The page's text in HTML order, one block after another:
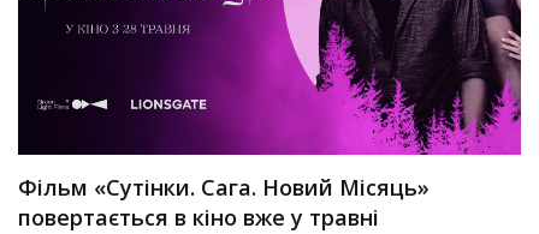
Фільм «Сутінки. Сага. Новий Місяць»
повертається в кіно вже у травні